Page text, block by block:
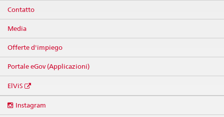
Contatto
Media
Offerte d'impiego
Portale eGov (Applicazioni)
ElViS
media
Instagram